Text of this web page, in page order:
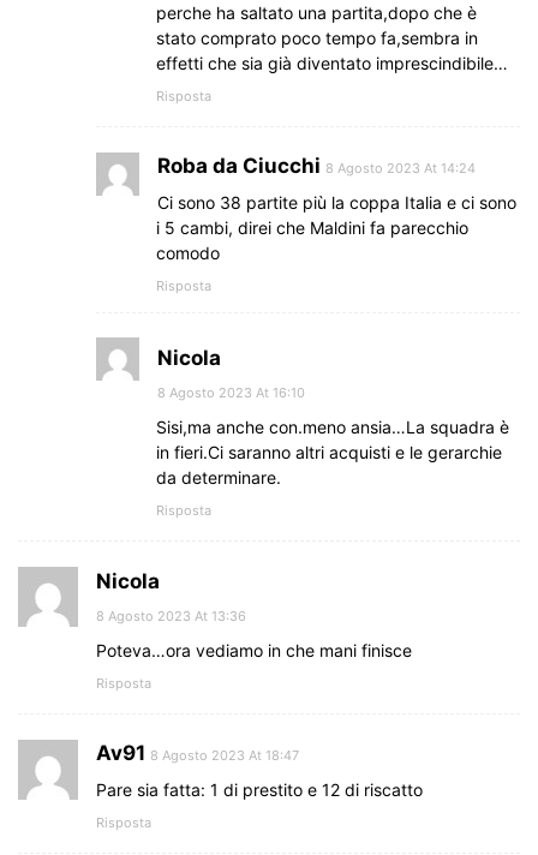
perche ha saltato una partita,dopo che è
stato comprato poco tempo fa,sembra in
effetti che sia già diventato imprescindibile…
Risposta
Roba da Ciucchi 8 Agosto 2023 At 14:24
Ci sono 38 partite più la coppa Italia e ci sono
i 5 cambi, direi che Maldini fa parecchio
comodo
Risposta
Nicola
8 Agosto 2023 At 16:10
Sisi,ma anche con.meno ansia…La squadra è
in fieri.Ci saranno altri acquisti e le gerarchie
da determinare.
Risposta
Nicola
8 Agosto 2023 At 13:36
Poteva…ora vediamo in che mani finisce
Risposta
Av91 8 Agosto 2023 At 18:47
Pare sia fatta: 1 di prestito e 12 di riscatto
Risposta